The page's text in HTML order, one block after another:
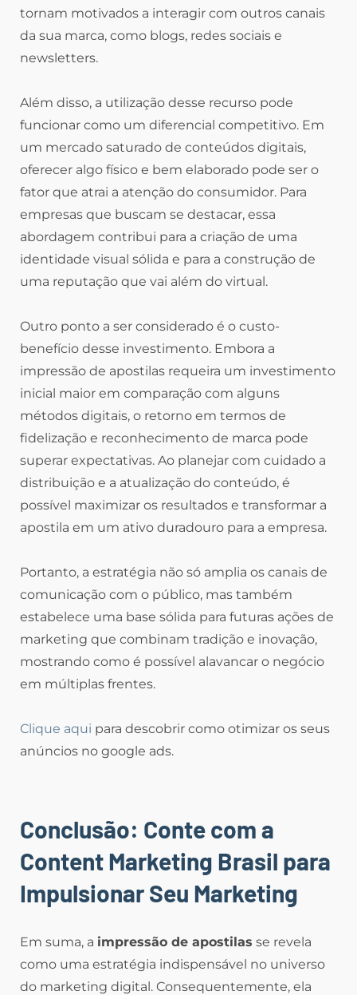
tornam motivados a interagir com outros canais
da sua marca, como blogs, redes sociais e
newsletters.
Além disso, a utilização desse recurso pode
funcionar como um diferencial competitivo. Em
um mercado saturado de conteúdos digitais,
oferecer algo físico e bem elaborado pode ser o
fator que atrai a atenção do consumidor. Para
empresas que buscam se destacar, essa
abordagem contribui para a criação de uma
identidade visual sólida e para a construção de
uma reputação que vai além do virtual.
Outro ponto a ser considerado é o custo-
benefício desse investimento. Embora a
impressão de apostilas requeira um investimento
inicial maior em comparação com alguns
métodos digitais, o retorno em termos de
fidelização e reconhecimento de marca pode
superar expectativas. Ao planejar com cuidado a
distribuição e a atualização do conteúdo, é
possível maximizar os resultados e transformar a
apostila em um ativo duradouro para a empresa.
Portanto, a estratégia não só amplia os canais de
comunicação com o público, mas também
estabelece uma base sólida para futuras ações de
marketing que combinam tradição e inovação,
mostrando como é possível alavancar o negócio
em múltiplas frentes.
Clique aqui para descobrir como otimizar os seus
anúncios no google ads.
Conclusão: Conte com a
Content Marketing Brasil para
Impulsionar Seu Marketing
Em suma, a impressão de apostilas se revela
como uma estratégia indispensável no universo
do marketing digital. Consequentemente, ela